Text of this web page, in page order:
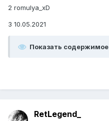
2 romulya_xD
3 10.05.2021
Показать содержимое
RetLegend_